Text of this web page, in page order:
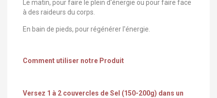
Le matin, pour faire le plein d'énergie ou pour faire face
à des raideurs du corps.
En bain de pieds, pour régénérer l'énergie.
Comment utiliser notre Produit
Versez 1 à 2 couvercles de Sel (150-200g) dans un